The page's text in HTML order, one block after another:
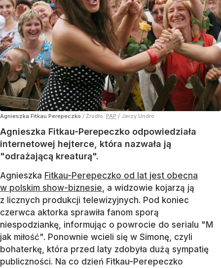
Agnieszka Fitkau Perepeczko / Źródło: PAP / Jerzy Undro
Agnieszka Fitkau-Perepeczko odpowiedziała
internetowej hejterce, która nazwała ją
"odrażającą kreaturą".
Agnieszka Fitkau-Perepeczko od lat jest obecna
w polskim show-biznesie , a widzowie kojarzą ją
z licznych produkcji telewizyjnych. Pod koniec
czerwca aktorka sprawiła fanom sporą
niespodziankę, informując o powrocie do serialu "M
jak miłość". Ponownie wcieli się w Simonę, czyli
bohaterkę, która przed laty zdobyła dużą sympatię
publiczności. Na co dzień Fitkau-Perepeczko